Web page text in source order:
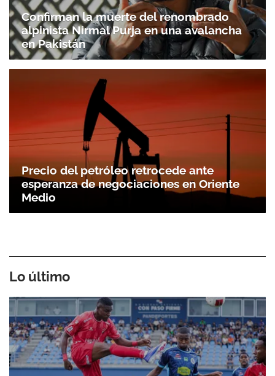
Confirman la muerte del renombrado
alpinista Nirmal Purja en una avalancha
en Pakistán
Precio del petróleo retrocede ante
esperanza de negociaciones en Oriente
Medio
Lo último